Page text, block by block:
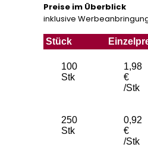
Preise im Überblick
inklusive
Stück
100
Stk
1,98
€
/Stk
250
Stk
0,92
€
/Stk